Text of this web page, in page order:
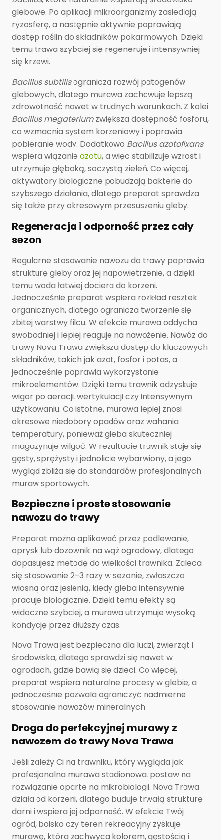
glebowe. Po aplikacji mikroorganizmy zasiedlają
ryzosferę, a następnie aktywnie poprawiają
dostęp roślin do składników pokarmowych. Dzięki
temu trawa szybciej się regeneruje i intensywniej
się krzewi.
Bacillus subtilisogranicza rozwój patogenów
glebowych, dlatego murawa zachowuje lepszą
zdrowotność nawet w trudnych warunkach. Z kolei
Bacillus megateriumzwiększa dostępność fosforu,
co wzmacnia system korzeniowy i poprawia
pobieranie wody. Dodatkowo Bacillus azotofixans
wspiera wiązanie azotu, a więc stabilizuje wzrost i
utrzymuje głęboką, soczystą zieleń. Co więcej,
aktywatory biologiczne pobudzają bakterie do
szybszego działania, dlatego preparat sprawdza
się także przy okresowym przesuszeniu gleby.
Regeneracja i odporność przez cały
sezon
Regularne stosowanie nawozu do trawy poprawia
strukturę gleby oraz jej napowietrzenie, a dzięki
temu woda łatwiej dociera do korzeni.
Jednocześnie preparat wspiera rozkład resztek
organicznych, dlatego ogranicza tworzenie się
zbitej warstwy filcu. W efekcie murawa oddycha
swobodniej i lepiej reaguje na nawożenie. Nawóz do
trawy Nova Trawa zwiększa dostęp do kluczowych
składników, takich jak azot, fosfor i potas, a
jednocześnie poprawia wykorzystanie
mikroelementów. Dzięki temu trawnik odzyskuje
wigor po aeracji, wertykulacji czy intensywnym
użytkowaniu. Co istotne, murawa lepiej znosi
okresowe niedobory opadów oraz wahania
temperatury, ponieważ gleba skuteczniej
magazynuje wilgoć. W rezultacie trawnik staje się
gęsty, sprężysty i jednolicie wybarwiony, a jego
wygląd zbliża się do standardów profesjonalnych
muraw sportowych.
Bezpieczne i proste stosowanie
nawozu do trawy
Preparat można aplikować przez podlewanie,
oprysk lub dozownik na wąż ogrodowy, dlatego
dopasujesz metodę do wielkości trawnika. Zaleca
się stosowanie 2–3 razy w sezonie, zwłaszcza
wiosną oraz jesienią, kiedy gleba intensywnie
pracuje biologicznie. Dzięki temu efekty są
widoczne szybciej, a murawa utrzymuje wysoką
kondycję przez dłuższy czas.
Nova Trawa jest bezpieczna dla ludzi, zwierząt i
środowiska, dlatego sprawdzi się nawet w
ogrodach, gdzie bawią się dzieci. Co więcej,
preparat wspiera naturalne procesy w glebie, a
jednocześnie pozwala ograniczyć nadmierne
stosowanie nawozów mineralnych
Droga do perfekcyjnej murawy z
nawozem do trawy Nova Trawa
Jeśli zależy Ci na trawniku, który wygląda jak
profesjonalna murawa stadionowa, postaw na
rozwiązanie oparte na mikrobiologii. Nova Trawa
działa od korzeni, dlatego buduje trwałą strukturę
darni i wspiera jej odporność. W efekcie Twój
ogród, boisko czy teren rekreacyjny zyskuje
murawę, która zachwyca kolorem, gęstością i